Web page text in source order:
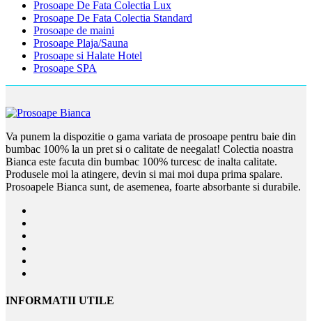
Prosoape De Fata Colectia Lux
Prosoape De Fata Colectia Standard
Prosoape de maini
Prosoape Plaja/Sauna
Prosoape si Halate Hotel
Prosoape SPA
Va punem la dispozitie o gama variata de prosoape pentru baie din
bumbac 100% la un pret si o calitate de neegalat! Colectia noastra
Bianca este facuta din bumbac 100% turcesc de inalta calitate.
Produsele moi la atingere, devin si mai moi dupa prima spalare.
Prosoapele Bianca sunt, de asemenea, foarte absorbante si durabile.
INFORMATII UTILE